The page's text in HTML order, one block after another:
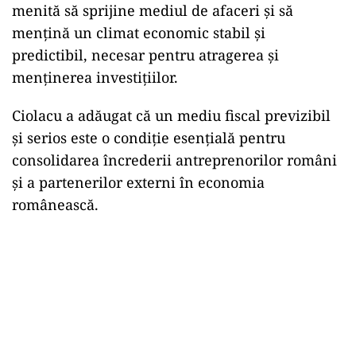
menită să sprijine mediul de afaceri și să
mențină un climat economic stabil și
predictibil, necesar pentru atragerea și
menținerea investițiilor.
Ciolacu a adăugat că un mediu fiscal previzibil
și serios este o condiție esențială pentru
consolidarea încrederii antreprenorilor români
și a partenerilor externi în economia
românească.